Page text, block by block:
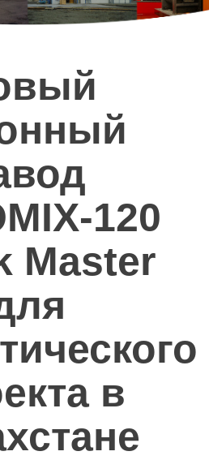
120
Master
в